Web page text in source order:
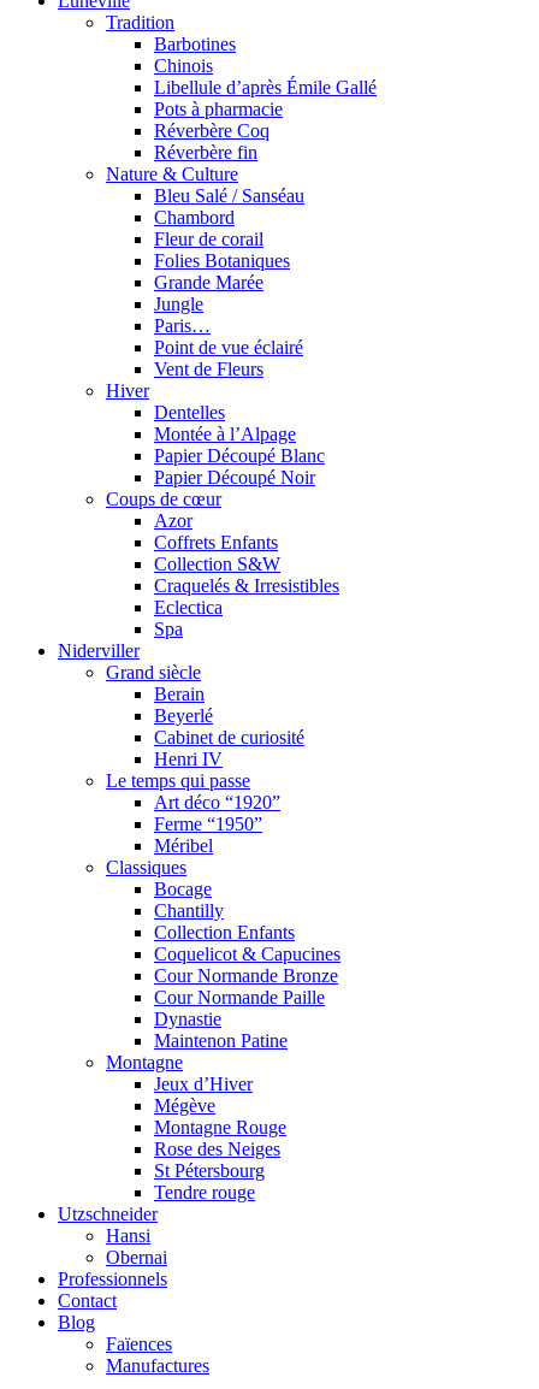
Tradition
Barbotines
Chinois
Libellule d’après Émile Gallé
Pots à pharmacie
Réverbère Coq
Réverbère fin
Nature & Culture
Bleu Salé / Sanséau
Chambord
Fleur de corail
Folies Botaniques
Grande Marée
Jungle
Paris…
Point de vue éclairé
Vent de Fleurs
Hiver
Dentelles
Montée à l’Alpage
Papier Découpé Blanc
Papier Découpé Noir
Coups de cœur
Azor
Coffrets Enfants
Collection S&W
Craquelés & Irresistibles
Eclectica
Spa
Niderviller
Grand siècle
Berain
Beyerlé
Cabinet de curiosité
Henri IV
Le temps qui passe
Art déco “1920”
Ferme “1950”
Méribel
Classiques
Bocage
Chantilly
Collection Enfants
Coquelicot & Capucines
Cour Normande Bronze
Cour Normande Paille
Dynastie
Maintenon Patine
Montagne
Jeux d’Hiver
Mégève
Montagne Rouge
Rose des Neiges
St Pétersbourg
Tendre rouge
Utzschneider
Hansi
Obernai
Professionnels
Contact
Blog
Faïences
Manufactures